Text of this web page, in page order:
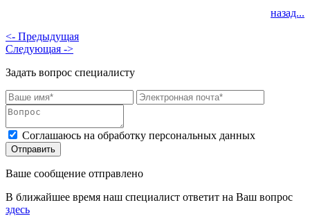
назад...
<- Предыдущая
Следующая ->
Задать вопрос специалисту
Соглашаюсь на обработку персональных данных
Ваше сообщение отправлено
В ближайшее время наш специалист ответит на Ваш вопрос
здесь